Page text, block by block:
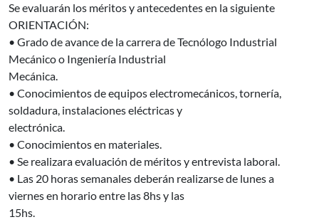
Se evaluarán los méritos y antecedentes en la siguiente
ORIENTACIÓN:
• Grado de avance de la carrera de Tecnólogo Industrial
Mecánico o Ingeniería Industrial
Mecánica.
• Conocimientos de equipos electromecánicos, tornería,
soldadura, instalaciones eléctricas y
electrónica.
• Conocimientos en materiales.
• Se realizara evaluación de méritos y entrevista laboral.
• Las 20 horas semanales deberán realizarse de lunes a
viernes en horario entre las 8hs y las
15hs.